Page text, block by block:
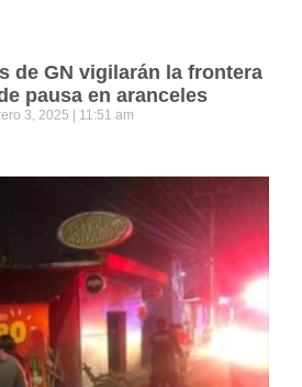
de GN vigilarán la frontera
pausa en aranceles
3, 2025 11:51 am